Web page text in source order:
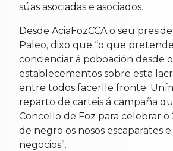
súas asociadas e asociados.
Desde AciaFozCCA o seu
Paleo, dixo que “o que
concienciar á poboación desde
establecementos sobre esta
entre todos facerlle fronte.
reparto de carteis á campaña
Concello de Foz para celebrar
de negro os nosos escaparates e
negocios”.